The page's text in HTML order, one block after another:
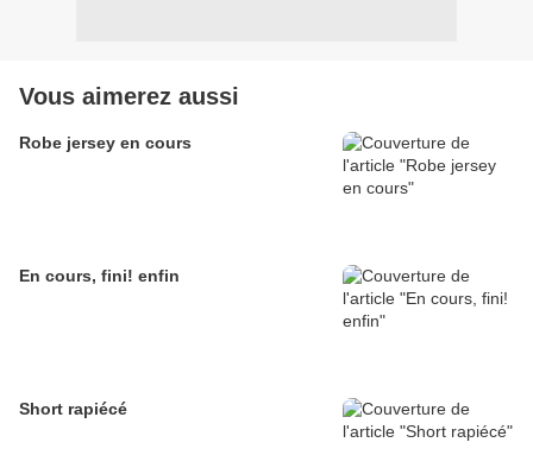
Vous aimerez aussi
Robe jersey en cours
En cours, fini! enfin
Short rapiécé